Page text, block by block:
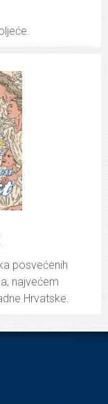
posvećenih
najvećem
Hrvatske.